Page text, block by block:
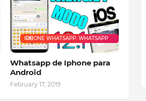
IPHONE WHATSAPP. WHATSAPP IOS
Whatsapp de Iphone para
Android
February 17, 2019